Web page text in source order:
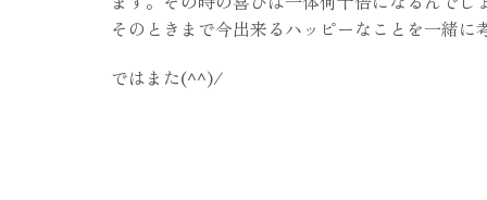
そのときまで今出来るハッピーなことを一緒に
ではまた(^^)/